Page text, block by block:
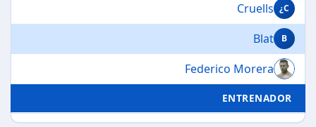
Cruells ¿C
Blat B
Federico Morera
ENTRENADOR